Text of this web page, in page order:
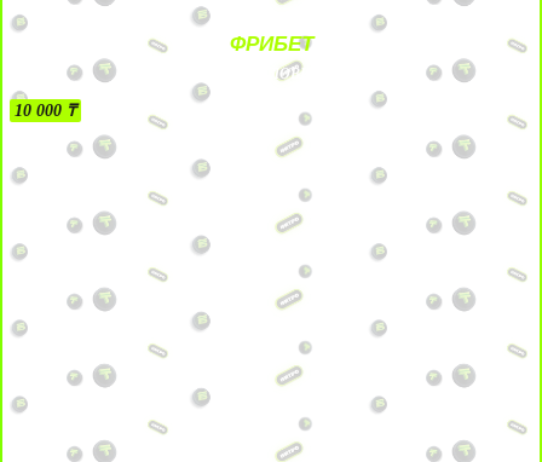
ФРИБЕТ
БЕЗ УСЛОВИЙ
10 000 ₸